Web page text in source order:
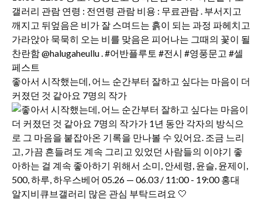
좋아서 시작했는데, 어느 순간부터 잘하고 싶다는 마음이 더
커졌던 것 같아요 7명의 작가